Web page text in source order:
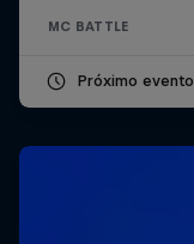
MC BATTLE
Próximo evento